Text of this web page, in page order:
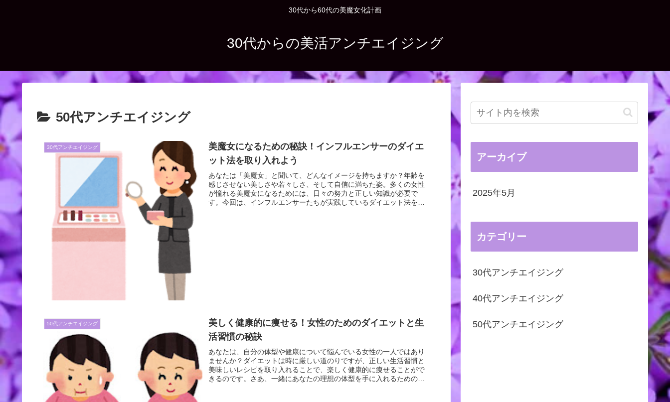
30代から60代の美魔女化計画
30代からの美活アンチエイジング
50代アンチエイジング
30代アンチエイジング
美魔女になるための秘訣！インフルエンサーのダイエ
ット法を取り入れよう
あなたは「美魔女」と聞いて、どんなイメージを持ちますか？年齢を
感じさせない美しさや若々しさ、そして自信に満ちた姿。多くの女性
が憧れる美魔女になるためには、日々の努力と正しい知識が必要で
す。今回は、インフルエンサーたちが実践しているダイエット法を参
50代アンチエイジング
美しく健康的に痩せる！女性のためのダイエットと生
活習慣の秘訣
あなたは、自分の体型や健康について悩んでいる女性の一人ではあり
ませんか？ダイエットは時に厳しい道のりですが、正しい生活習慣と
美味しいレシピを取り入れることで、楽しく健康的に痩せることがで
きるのです。さあ、一緒にあなたの理想の体型を手に入れるための第
アーカイブ
2025年5月
カテゴリー
30代アンチエイジング
40代アンチエイジング
50代アンチエイジング